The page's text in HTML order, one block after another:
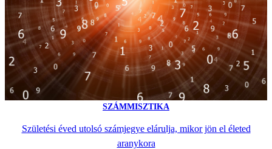
SZÁMMISZTIKA
Születési éved utolsó számjegye elárulja, mikor jön el életed
aranykora